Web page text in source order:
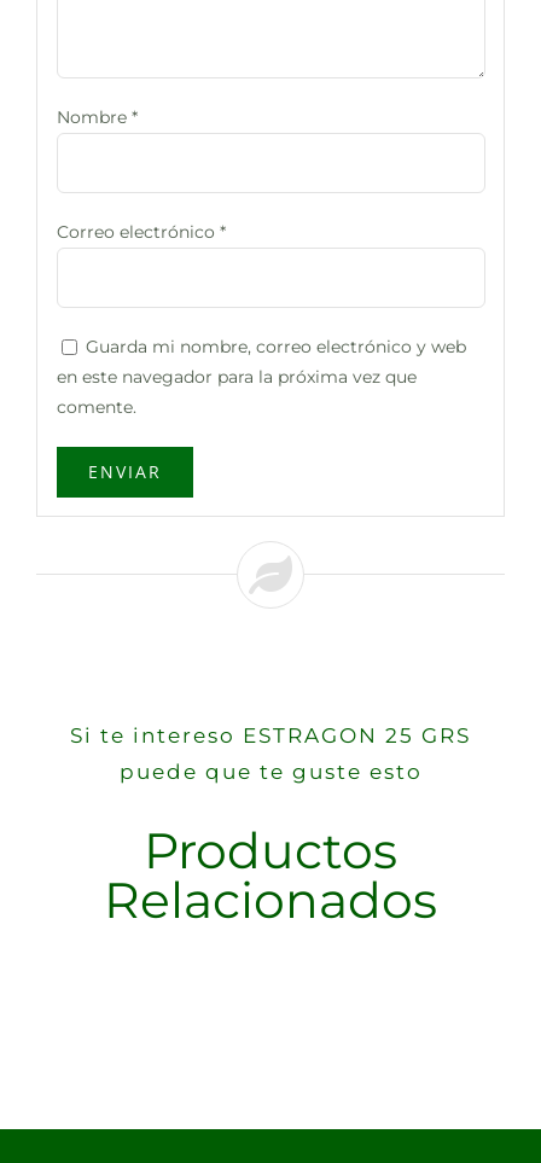
Nombre *
Correo electrónico *
Guarda mi nombre, correo electrónico y web
en este navegador para la próxima vez que
comente.
Si te intereso ESTRAGON 25 GRS
puede que te guste esto
Productos
Relacionados